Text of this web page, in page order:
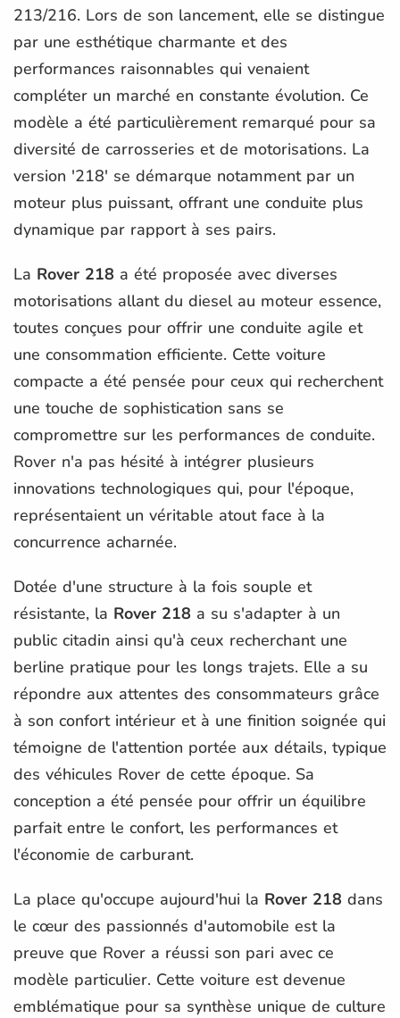
213/216. Lors de son lancement, elle se distingue
par une esthétique charmante et des
performances raisonnables qui venaient
compléter un marché en constante évolution. Ce
modèle a été particulièrement remarqué pour sa
diversité de carrosseries et de motorisations. La
version '218' se démarque notamment par un
moteur plus puissant, offrant une conduite plus
dynamique par rapport à ses pairs.
La Rover 218 a été proposée avec diverses
motorisations allant du diesel au moteur essence,
toutes conçues pour offrir une conduite agile et
une consommation efficiente. Cette voiture
compacte a été pensée pour ceux qui recherchent
une touche de sophistication sans se
compromettre sur les performances de conduite.
Rover n'a pas hésité à intégrer plusieurs
innovations technologiques qui, pour l'époque,
représentaient un véritable atout face à la
concurrence acharnée.
Dotée d'une structure à la fois souple et
résistante, la Rover 218 a su s'adapter à un
public citadin ainsi qu'à ceux recherchant une
berline pratique pour les longs trajets. Elle a su
répondre aux attentes des consommateurs grâce
à son confort intérieur et à une finition soignée qui
témoigne de l'attention portée aux détails, typique
des véhicules Rover de cette époque. Sa
conception a été pensée pour offrir un équilibre
parfait entre le confort, les performances et
l'économie de carburant.
La place qu'occupe aujourd'hui la Rover 218 dans
le cœur des passionnés d'automobile est la
preuve que Rover a réussi son pari avec ce
modèle particulier. Cette voiture est devenue
emblématique pour sa synthèse unique de culture